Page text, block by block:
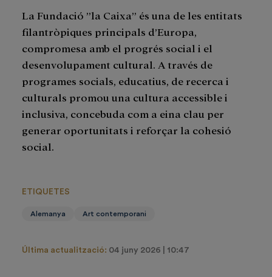
La Fundació ”la Caixa” és una de les entitats
filantròpiques principals d’Europa,
compromesa amb el progrés social i el
desenvolupament cultural. A través de
programes socials, educatius, de recerca i
culturals promou una cultura accessible i
inclusiva, concebuda com a eina clau per
generar oportunitats i reforçar la cohesió
social.
ETIQUETES
Alemanya Art contemporani
Última actualització: 04 juny 2026 | 10:47